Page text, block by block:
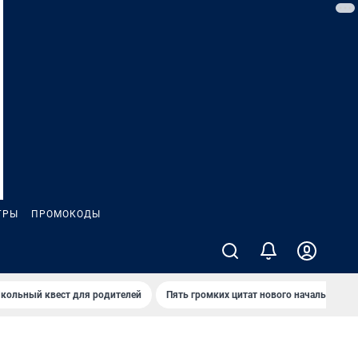
ПРОМОКОДЫ
квест для родителей Пять громких цитат нового начальника